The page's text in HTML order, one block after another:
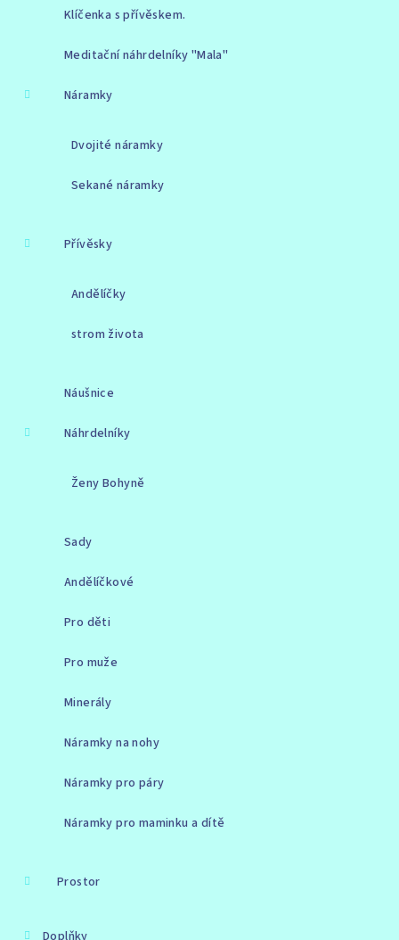
Klíčenka s přívěskem.
Meditační náhrdelníky "Mala"
Náramky
Dvojité náramky
Sekané náramky
Přívěsky
Andělíčky
strom života
Náušnice
Náhrdelníky
Ženy Bohyně
Sady
Andělíčkové
Pro děti
Pro muže
Minerály
Náramky na nohy
Náramky pro páry
Náramky pro maminku a dítě
Prostor
Doplňky